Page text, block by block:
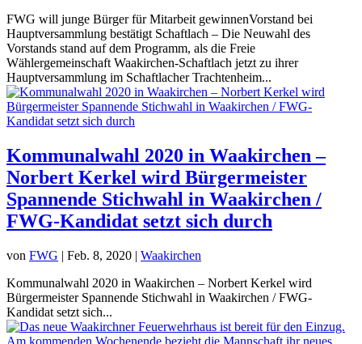
FWG will junge Bürger für Mitarbeit gewinnenVorstand bei
Hauptversammlung bestätigt Schaftlach – Die Neuwahl des
Vorstands stand auf dem Programm, als die Freie
Wählergemeinschaft Waakirchen-Schaftlach jetzt zu ihrer
Hauptversammlung im Schaftlacher Trachtenheim...
Kommunalwahl 2020 in Waakirchen –
Norbert Kerkel wird Bürgermeister
Spannende Stichwahl in Waakirchen /
FWG-Kandidat setzt sich durch
von FWG | Feb. 8, 2020 | Waakirchen
Kommunalwahl 2020 in Waakirchen – Norbert Kerkel wird
Bürgermeister Spannende Stichwahl in Waakirchen / FWG-
Kandidat setzt sich...